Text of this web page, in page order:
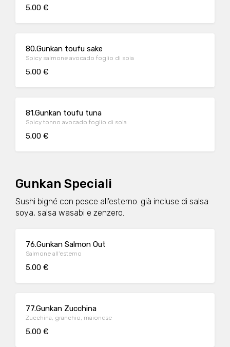
5.00 €
80.Gunkan toufu sake
Spicy salmone avocado foglio di soia
5.00 €
81.Gunkan toufu tuna
Spicy tonno avocado foglio di soia
5.00 €
Gunkan Speciali
Sushi bigné con pesce all'esterno. già incluse di salsa
soya, salsa wasabi e zenzero.
76.Gunkan Salmon Out
Salmone all'esterno
5.00 €
77.Gunkan Zucchina
Zucchina, granchio, maionese
5.00 €